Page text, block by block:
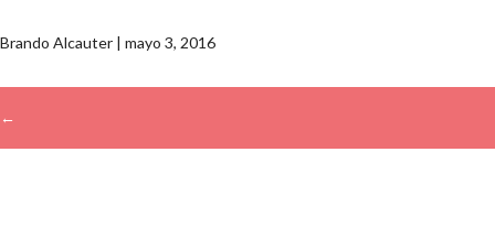
Brando Alcauter | mayo 3, 2016
←